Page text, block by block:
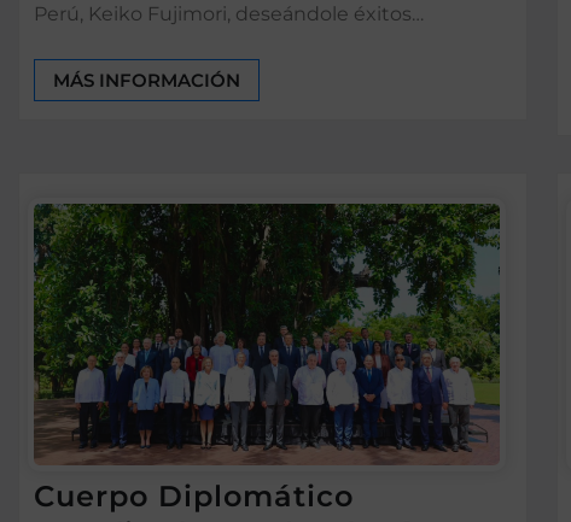
Perú, Keiko Fujimori, deseándole éxitos…
MÁS INFORMACIÓN
Cuerpo Diplomático